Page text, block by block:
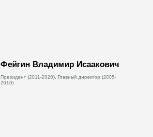
Фейгин Владимир Исаакович
Президент (2011-2020), Главный директор (2005-
2010)